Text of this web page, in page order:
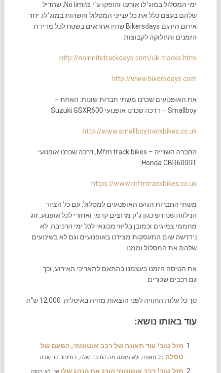
ימי המסלול במוג׳לו אורגנו והופקו ע"י No limits, שהדיל
שלהם בעצם כלל את כל ענייני המסלול והשהות במוג׳לו. יחד
איתם היו גם Bikersdays שהיו אחראים בשטח לכל מדידת
הזמנים והחלוקה לקבוצות.
http://nolimitstrackdays.com/uk-tracks.html
http://www.bikersdays.com
את האופנועים שכרנו משתי חברות שונות: האחת –
Smallboy – דרכה שכרנו אופנועי Suzuki GSXR600:
http://www.smallboytrackbikes.co.uk
החברה השנייה – Mfm track bikes, דרכה שכרנו אופנועי
Honda CBR600RT:
https://www.mfmtrackbikes.co.uk
משתי החברות הגיעו האופנועים למסלול, עם כל הציוד
הנילווה שנדרש כגון ג׳ק מרוצים קדמי ואחורי לכל אופנוע, זוג
מחממי צמיגים וכמובן בליווי מכונאי לכל ימי הרכיבה. לא
נידרשה שום התעסקות מצידנו באופנועים וגם לא בשינועים
שלהם את המסלול וממנו.
את הטיסה הזמנו בעצמנו בהתאם לתאריכי האירוע, וכך
גם רכבים שכורים.
סך כל עלות החוויה לפני הוצאות מחיה באיטליה: 12,000 ש"ח
עוד באותו נושא:
מזל טוב! עוד תאונה של רכב אוטונומי, הפעם של
טסלה כל תאונה, ולא משנה מה הסיבה שלה, במיוחד כזו שבה...
מזל טוב! רכב אוטונומי הורג את הנהג שלו